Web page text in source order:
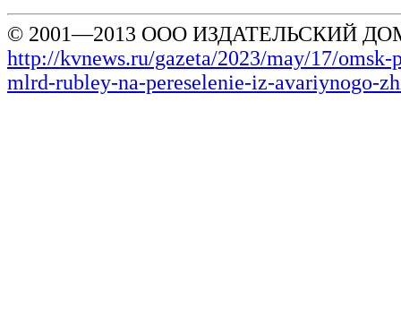
© 2001—2013 ООО ИЗДАТЕЛЬСКИЙ
http://kvnews.ru/gazeta/2023/may/17/
mlrd-rubley-na-pereselenie-iz-avariynogo-